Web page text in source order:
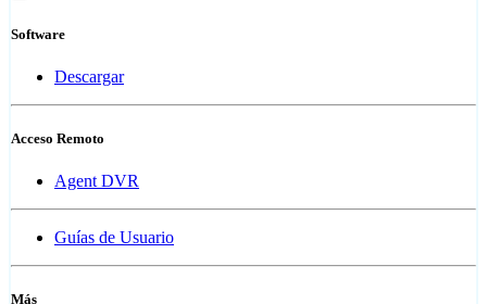
Software
Descargar
Acceso Remoto
Agent DVR
Guías de Usuario
Más